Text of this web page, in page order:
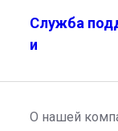
Служба
и
О нашей